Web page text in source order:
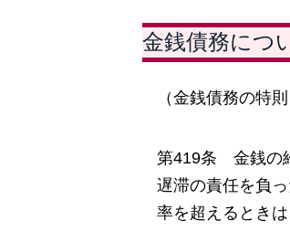
金銭債務につ
（金銭債務の特則
第419条 金銭の
遅滞の責任を負
率を超えるときは